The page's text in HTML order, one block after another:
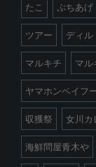
たこ ぷちあげ
ツアー ディル
マルキチ マル
ヤマホンベイフ
収獲祭 女川カ
海鮮問屋青木や